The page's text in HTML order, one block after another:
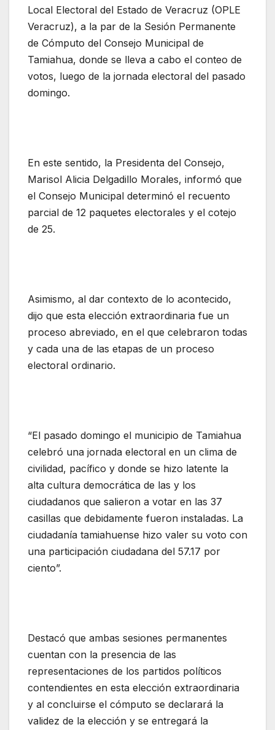
Local Electoral del Estado de Veracruz (OPLE
Veracruz), a la par de la Sesión Permanente
de Cómputo del Consejo Municipal de
Tamiahua, donde se lleva a cabo el conteo de
votos, luego de la jornada electoral del pasado
domingo.
En este sentido, la Presidenta del Consejo,
Marisol Alicia Delgadillo Morales, informó que
el Consejo Municipal determinó el recuento
parcial de 12 paquetes electorales y el cotejo
de 25.
Asimismo, al dar contexto de lo acontecido,
dijo que esta elección extraordinaria fue un
proceso abreviado, en el que celebraron todas
y cada una de las etapas de un proceso
electoral ordinario.
“El pasado domingo el municipio de Tamiahua
celebró una jornada electoral en un clima de
civilidad, pacífico y donde se hizo latente la
alta cultura democrática de las y los
ciudadanos que salieron a votar en las 37
casillas que debidamente fueron instaladas. La
ciudadanía tamiahuense hizo valer su voto con
una participación ciudadana del 57.17 por
ciento”.
Destacó que ambas sesiones permanentes
cuentan con la presencia de las
representaciones de los partidos políticos
contendientes en esta elección extraordinaria
y al concluirse el cómputo se declarará la
validez de la elección y se entregará la